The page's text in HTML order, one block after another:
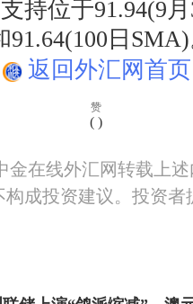
位于91.94(9月
91.64(100日
返回外汇网首
赞
( )
金在线外汇网转载上
成投资建议。投资